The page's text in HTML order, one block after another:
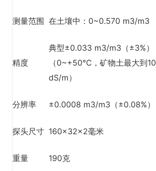
测量范围 在土壤中：0~0.570 m3/m3
精度
典型±0.033 m3/m3（±3%）
（0~+50℃，矿物土最大到10
dS/m）
分辨率 ±0.0008 m3/m3（±0.08%）
探头尺寸 160×32×2毫米
重量 190克